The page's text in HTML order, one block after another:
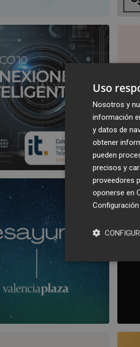
Uso
Nosotros y
información
y datos de
obtener
pueden
precisos y
proveedores
oponerse en